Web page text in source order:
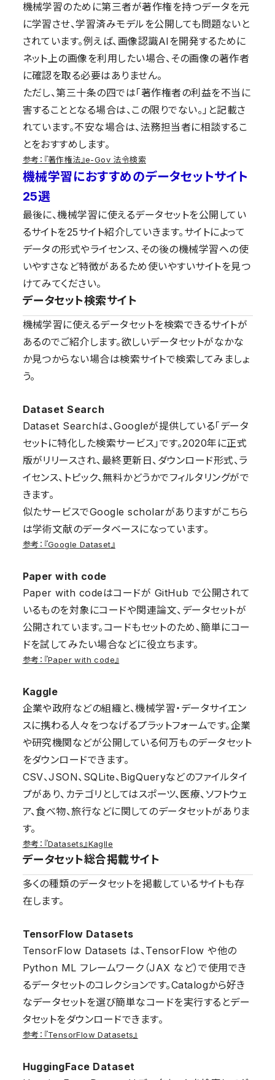
機械学習のために第三者が著作権を持つデータを元
に学習させ、学習済みモデルを公開しても問題ないと
されています。例えば、画像認識AIを開発するために
ネット上の画像を利用したい場合、その画像の著作者
に確認を取る必要はありません。
ただし、第三十条の四では「著作権者の利益を不当に
害することとなる場合は、この限りでない。」と記載さ
れています。不安な場合は、法務担当者に相談するこ
とをおすすめします。
参考：『著作権法』e-Gov 法令検索
機械学習におすすめのデータセットサイト
25選
最後に、機械学習に使えるデータセットを公開してい
るサイトを25サイト紹介していきます。サイトによって
データの形式やライセンス、その後の機械学習への使
いやすさなど特徴があるため使いやすいサイトを見つ
けてみてください。
データセット検索サイト
機械学習に使えるデータセットを検索できるサイトが
あるのでご紹介します。欲しいデータセットがなかな
か見つからない場合は検索サイトで検索してみましょ
う。
Dataset Search
Dataset Searchは、Googleが提供している「データ
セットに特化した検索サービス」です。2020年に正式
版がリリースされ、最終更新日、ダウンロード形式、ラ
イセンス、トピック、無料かどうかでフィルタリングがで
きます。
似たサービスでGoogle scholarがありますがこちら
は学術文献のデータベースになっています。
参考：『Google Dataset』
Paper with code
Paper with codeはコードが GitHub で公開されて
いるものを対象にコードや関連論文、データセットが
公開されています。コードもセットのため、簡単にコー
ドを試してみたい場合などに役立ちます。
参考：『Paper with code』
Kaggle
企業や政府などの組織と、機械学習・データサイエン
スに携わる人々をつなげるプラットフォームです。企業
や研究機関などが公開している何万ものデータセット
をダウンロードできます。
CSV、JSON、SQLite、BigQueryなどのファイルタイ
プがあり、カテゴリとしてはスポーツ、医療、ソフトウェ
ア、食べ物、旅行などに関してのデータセットがありま
す。
参考：『Datasets』Kaglle
データセット総合掲載サイト
多くの種類のデータセットを掲載しているサイトも存
在します。
TensorFlow Datasets
TensorFlow Datasets は、TensorFlow や他の
Python ML フレームワーク（JAX など）で使用でき
るデータセットのコレクションです。Catalogから好き
なデータセットを選び簡単なコードを実行するとデー
タセットをダウンロードできます。
参考：『TensorFlow Datasets』
HuggingFace Dataset